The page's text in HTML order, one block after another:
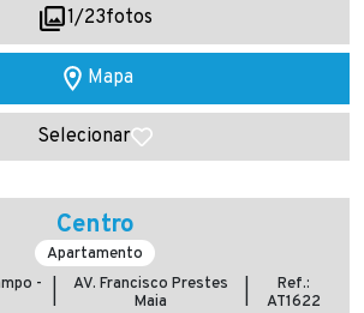
2/23fotos
Mapa
Selecionar
Centro
Apartamento
-
AV. Francisco Prestes
Maia
Ref.:
AT1622